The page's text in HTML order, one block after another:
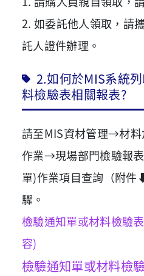
2. 如委託他人領取，請
託人證件辦理。
2.如何於MIS系統
料檢驗表相關報表?
請至MIS資材管理→材
作業→現場部門檢驗報
單)作業項目查詢（附
驟。
檢驗通知單或材料檢驗
容)
檢驗通知單或材料檢